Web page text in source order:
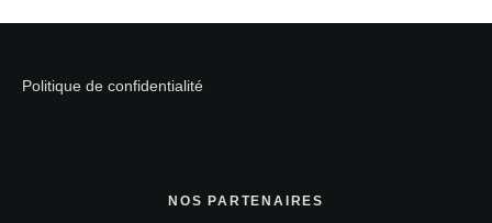
Politique de confidentialité
NOS PARTENAIRES